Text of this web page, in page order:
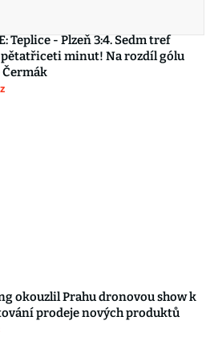
Teplice - Plzeň 3:4. Sedm tref
pětatřiceti minut! Na rozdíl gólu
okouzlil Prahu dronovou show k
prodeje nových produktů